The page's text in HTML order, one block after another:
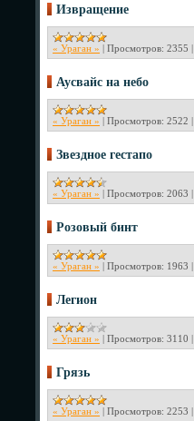
Извращение
« Ураган » | Просмотров: 2355 |
Аусвайс на небо
« Ураган » | Просмотров: 2522 |
Звездное гестапо
« Ураган » | Просмотров: 2063 |
Розовый бинт
« Ураган » | Просмотров: 1963 |
Легион
« Ураган » | Просмотров: 3110 |
Грязь
« Ураган » | Просмотров: 2253 |